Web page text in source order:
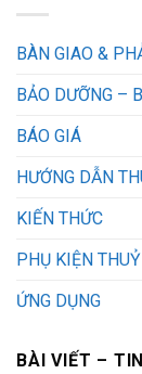
BÀN GIAO &
BẢO DƯỠNG –
BÁO GIÁ
HƯỚNG DẪN
KIẾN THỨC
PHỤ KIỆN
ỨNG DỤNG
BÀI VIẾT –